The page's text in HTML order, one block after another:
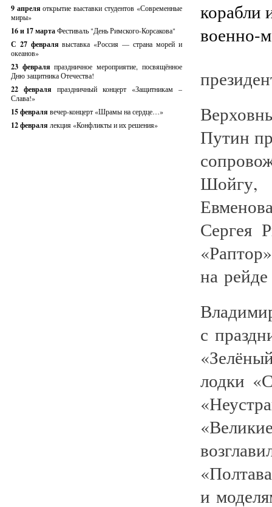
9 апреляоткрытие выставки студентов «Современные
миры»
16 и 17 мартаФестиваль "День Римского-Корсакова"
С 27 февралявыставка «Россия — страна морей и
океанов»
23 февраляпраздничное мероприятие, посвящённое
Дню защитника Отечества!
22 февраля праздничный концерт «Защитникам –
Слава!»
15 февраля вечер-концерт «Шрамы на сердце…»
12 февраля лекция «Конфликты и их решения»
Путин
Шойгу,
Сергея
на
с
лодки
и